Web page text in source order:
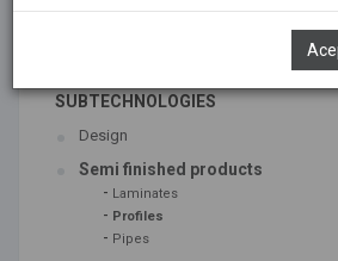
SUBTECHNOLOGIES
Design
Semi finished products
- Laminates
- Profiles
- Pipes